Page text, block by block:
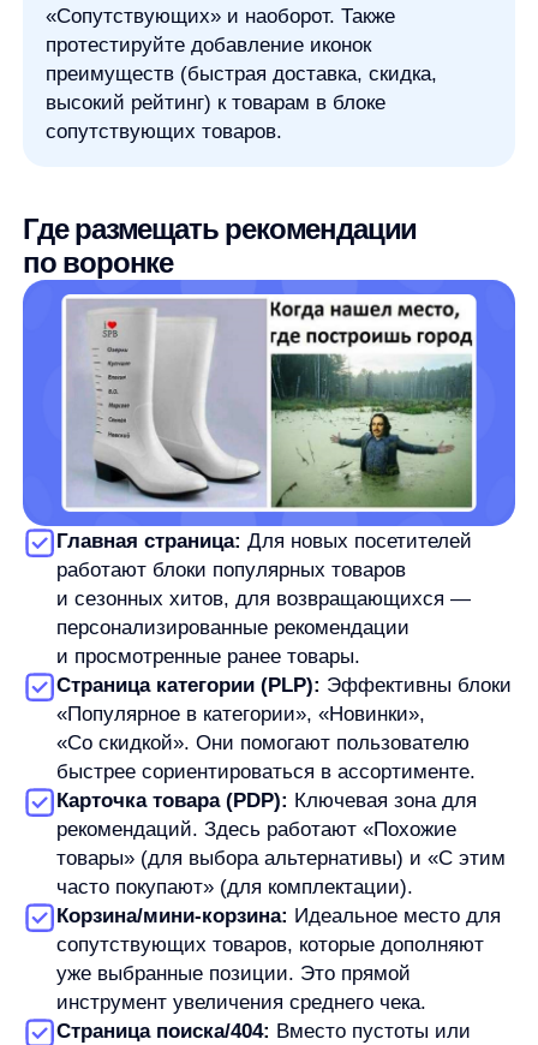
инструмент увеличения среднего чека.
Страница поиска/404: Вместо пустоты или
ошибки можно показать персональные
рекомендации или популярные товары,
превращая потенциальный уход в возможность
конверсии.
дополняются сопутствующими товарами,
реактивационные письма включают
персональные предложения.
Касса/колл-центр:Рекомендации можно
интегрировать в скрипты операторов или
подсказки для консультантов в офлайн-
магазине.
Как это работает под капотом
Эффективная система рекомендаций опирается
на три основных компонента:
Персональные рекомендации анализируют
историю конкретного пользователя и находят
паттерны среди похожих клиентов (look-alike).
Сопутствующие товары формируются на основе
частоты совместных покупок, а похожие —
по близости атрибутов и категорий.
Современные системы позволяют настраивать
дополнительные правила: ценовые пороги (чтобы
не рекомендовать слишком дорогие альтернативы),
исключения (например, товары с низкой
маржинальностью), «строгие» атрибуты
(например, соответствие типу волос для
косметики).
Для новых пользователей, о которых еще нет
данных (холодный старт), система страхуется